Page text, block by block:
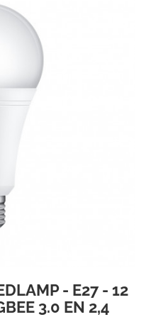
- E27 - 12
3.0 EN 2,4